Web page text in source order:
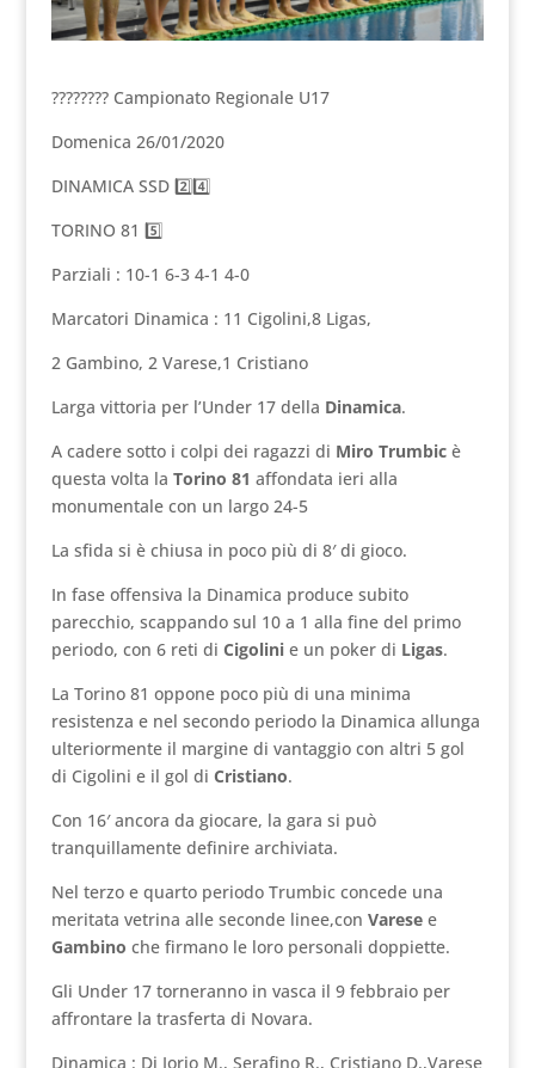
???????? Campionato Regionale U17
Domenica 26/01/2020
DINAMICA SSD 2️⃣4️⃣
TORINO 81 5️⃣
Parziali : 10-1 6-3 4-1 4-0
Marcatori Dinamica : 11 Cigolini,8 Ligas,
2 Gambino, 2 Varese,1 Cristiano
Larga vittoria per l’Under 17 della Dinamica.
A cadere sotto i colpi dei ragazzi di Miro Trumbicè
questa volta la Torino 81 affondata ieri alla
monumentale con un largo 24-5
La sfida si è chiusa in poco più di 8′ di gioco.
In fase offensiva la Dinamica produce subito
parecchio, scappando sul 10 a 1 alla fine del primo
periodo, con 6 reti di Cigolinie un poker di Ligas.
La Torino 81 oppone poco più di una minima
resistenza e nel secondo periodo la Dinamica allunga
ulteriormente il margine di vantaggio con altri 5 gol
di Cigolini e il gol di Cristiano.
Con 16′ ancora da giocare, la gara si può
tranquillamente definire archiviata.
Nel terzo e quarto periodo Trumbic concede una
meritata vetrina alle seconde linee,con Varesee
Gambino che firmano le loro personali doppiette.
Gli Under 17 torneranno in vasca il 9 febbraio per
affrontare la trasferta di Novara.
Dinamica : Di Iorio M., Serafino R., Cristiano D.,Varese